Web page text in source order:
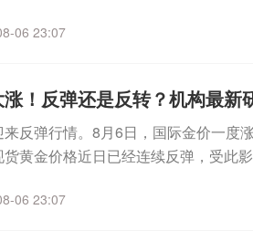
06 23:07
！反弹还是反转？机构最新
反弹行情。8月6日，国际金价一度
黄金价格近日已经连续反弹，受此
06 23:07